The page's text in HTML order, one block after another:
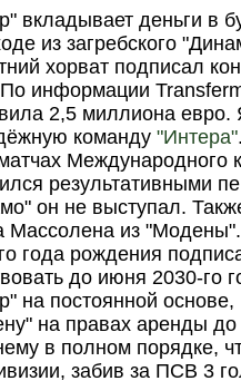
вкладывает деньги в
из загребского
хорват подписал
информации
2,5 миллиона евро.
команду"Интера"
Международного
результативными
он не выступал.
Массолена из
года рождения
до июня 2030-го
на постоянной
на правах аренды до
в полном порядке,
забив за ПСВ 3